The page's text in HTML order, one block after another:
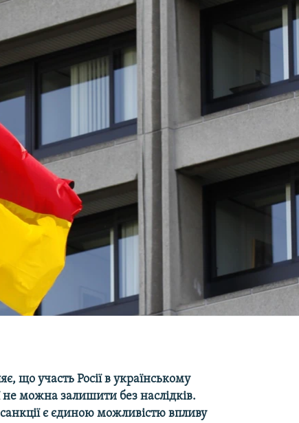
що участь Росії в українському
не можна залишити без наслідків.
є єдиною можливістю впливу